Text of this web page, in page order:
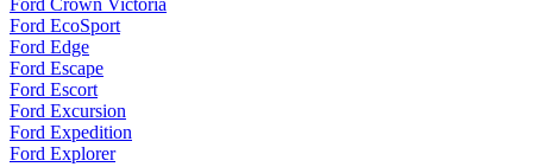
Ford Crown Victoria
Ford EcoSport
Ford Edge
Ford Escape
Ford Escort
Ford Excursion
Ford Expedition
Ford Explorer